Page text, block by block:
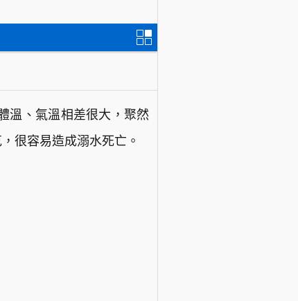
溫、氣溫相差很大，聚然
很容易造成溺水死亡。